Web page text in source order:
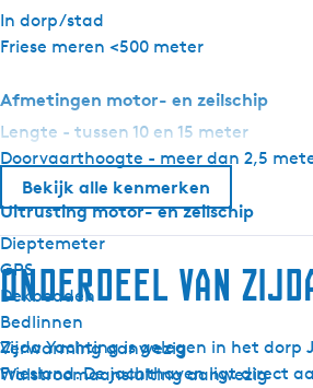
a
E
i
t
e
In dorp/stad
Friese meren <500 meter
Afmetingen motor- en zeilschip
Lengte - tussen 10 en 15 meter
Doorvaarthoogte - meer dan 2,5
Uitrusting motor- en zeilschip
Dieptemeter
GPS
Dekbedden
Bedlinnen
Verwarming aanwezig
Walstroomaansluiting aanwezig
Bekijk alle kenmerken
Onderdeel van
Zijda Yachting is gelegen in het dorp
Friesland. De jachthaven ligt direct